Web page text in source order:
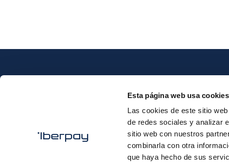
Esta página web usa cookies
Las cookies de este sitio
de redes sociales y analizar
sitio web con nuestros
combinarla con otra
que haya hecho de sus